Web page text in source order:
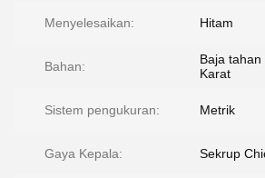
Menyelesaikan: Hitam
Bahan:
Baja tahan
Karat
Sistem pengukuran: Metrik
Gaya Kepala: Sekrup